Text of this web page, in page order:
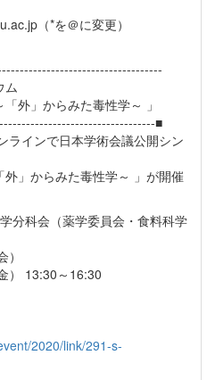
（*を＠に変更）
ム
外」からみた毒性学～ 」
■
インで日本学術会議公開シン
外」からみた毒性学～ 」が開催
分科会（薬学委員会・食料科学
） 13:30～16:30
2020/link/291-s-